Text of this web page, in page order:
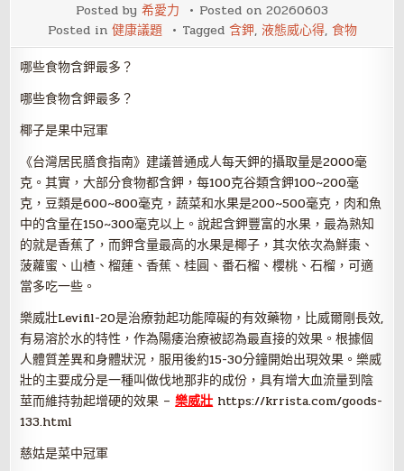
Posted by 希愛力 Posted on 20260603
Posted in 健康議題 Tagged 含鉀, 液態威心得, 食物
哪些食物含鉀最多？
哪些食物含鉀最多？
椰子是果中冠軍
《台灣居民膳食指南》建議普通成人每天鉀的攝取量是2000毫
克。其實，大部分食物都含鉀，每100克谷類含鉀100~200毫
克，豆類是600~800毫克，蔬菜和水果是200~500毫克，肉和魚
中的含量在150~300毫克以上。說起含鉀豐富的水果，最為熟知
的就是香蕉了，而鉀含量最高的水果是椰子，其次依次為鮮棗、
菠蘿蜜、山楂、榴蓮、香蕉、桂圓、番石榴、櫻桃、石榴，可適
當多吃一些。
樂威壯Levifil-20是治療勃起功能障礙的有效藥物，比威爾剛長效,
有易溶於水的特性，作為陽痿治療被認為最直接的效果。根據個
人體質差異和身體狀況，服用後約15-30分鐘開始出現效果。樂威
壯的主要成分是一種叫做伐地那非的成份，具有增大血流量到陰
莖而維持勃起增硬的效果 –樂威壯 https://krrista.com/goods-
133.html
慈姑是菜中冠軍